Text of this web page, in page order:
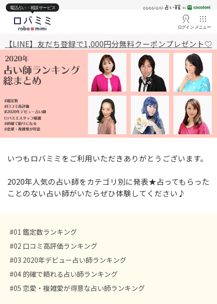
電話占い・相談サービス
ログイン メニュー
【LINE】友だち登録で1,000円分無料クーポンプレゼント♡
いつもロバミミをご利用いただきありがとうございます。
2020年人気の占い師をカテゴリ別に発表★占ってもらった
ことのない占い師がいたらぜひ体験してください♪
#01 鑑定数ランキング
#02 口コミ高評価ランキング
#03 2020年デビュー占い師ランキング
#04 的確で頼れる占い師ランキング
#05 恋愛・複雑愛が得意な占い師ランキング